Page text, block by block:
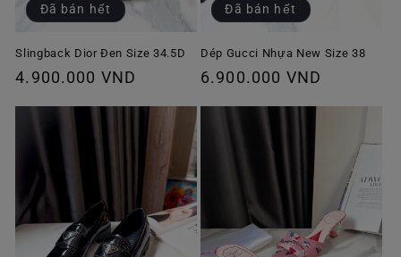
Đã bán hết
Slingback Dior Đen Size 34.5D
Giá
thường
4.900.000 VND
Đã bán hết
Dép Gucci Nhựa New Size 38
Giá
6.900.000 VND